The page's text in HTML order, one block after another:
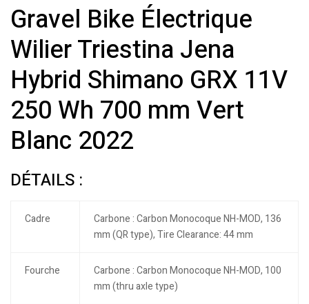
Gravel Bike Électrique
Wilier Triestina Jena
Hybrid Shimano GRX 11V
250 Wh 700 mm Vert
Blanc 2022
DÉTAILS :
Cadre
Carbone : Carbon Monocoque NH-MOD, 136
mm (QR type), Tire Clearance: 44 mm
Fourche
Carbone : Carbon Monocoque NH-MOD, 100
mm (thru axle type)